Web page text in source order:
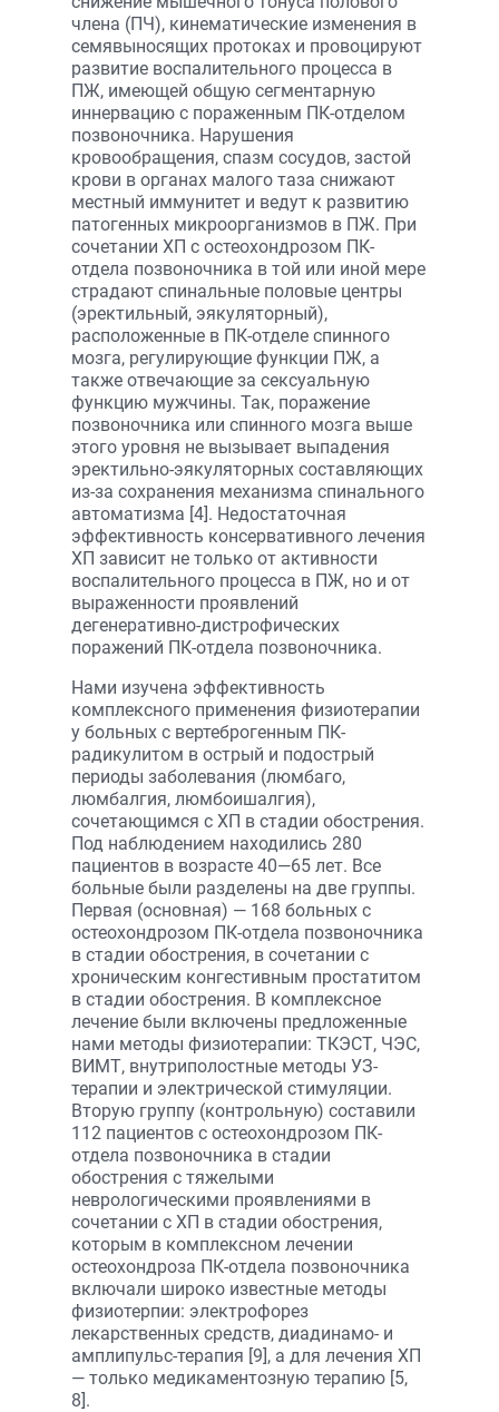
члена (ПЧ), кинематические изменения в
семявыносящих протоках и провоцируют
развитие воспалительного процесса в
ПЖ, имеющей общую сегментарную
иннервацию с пораженным ПК-отделом
позвоночника. Нарушения
кровообращения, спазм сосудов, застой
крови в органах малого таза снижают
местный иммунитет и ведут к развитию
патогенных микроорганизмов в ПЖ. При
сочетании ХП с остеохондрозом ПК-
отдела позвоночника в той или иной мере
страдают спинальные половые центры
(эректильный, эякуляторный),
расположенные в ПК-отделе спинного
мозга, регулирующие функции ПЖ, а
также отвечающие за сексуальную
функцию мужчины. Так, поражение
позвоночника или спинного мозга выше
этого уровня не вызывает выпадения
эректильно-эякуляторных составляющих
из-за сохранения механизма спинального
автоматизма [4]. Недостаточная
эффективность консервативного лечения
ХП зависит не только от активности
воспалительного процесса в ПЖ, но и от
выраженности проявлений
дегенеративно-дистрофических
поражений ПК-отдела позвоночника.
Нами изучена эффективность
комплексного применения физиотерапии
у больных с вертеброгенным ПК-
радикулитом в острый и подострый
периоды заболевания (люмбаго,
люмбалгия, люмбоишалгия),
сочетающимся с ХП в стадии обострения.
Под наблюдением находились 280
пациентов в возрасте 40—65 лет. Все
больные были разделены на две группы.
Первая (основная) — 168 больных с
остеохондрозом ПК-отдела позвоночника
в стадии обострения, в сочетании с
хроническим конгестивным простатитом
в стадии обострения. В комплексное
лечение были включены предложенные
нами методы физиотерапии: ТКЭСТ, ЧЭС,
ВИМТ, внутриполостные методы УЗ-
терапии и электрической стимуляции.
Вторую группу (контрольную) составили
112 пациентов с остеохондрозом ПК-
отдела позвоночника в стадии
обострения с тяжелыми
неврологическими проявлениями в
сочетании с ХП в стадии обострения,
которым в комплексном лечении
остеохондроза ПК-отдела позвоночника
включали широко известные методы
физиотерпии: электрофорез
лекарственных средств, диадинамо- и
амплипульс-терапия [9], а для лечения ХП
— только медикаментозную терапию [5,
8].